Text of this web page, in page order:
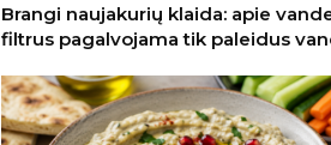
Brangi naujakurių klaida: apie
filtrus pagalvojama tik paleidus